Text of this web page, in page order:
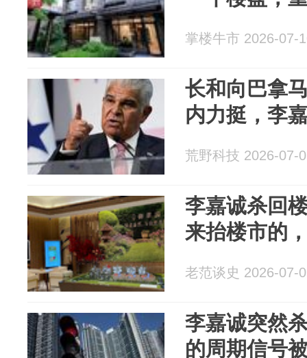
掌楼牛市 2026-07-
长和向巴拿
内力挺，李
荒野科技 2026-07-
李嘉诚杀回
来抬楼市的
老范谈史 2026-07-
李嘉诚突然
的周期信号